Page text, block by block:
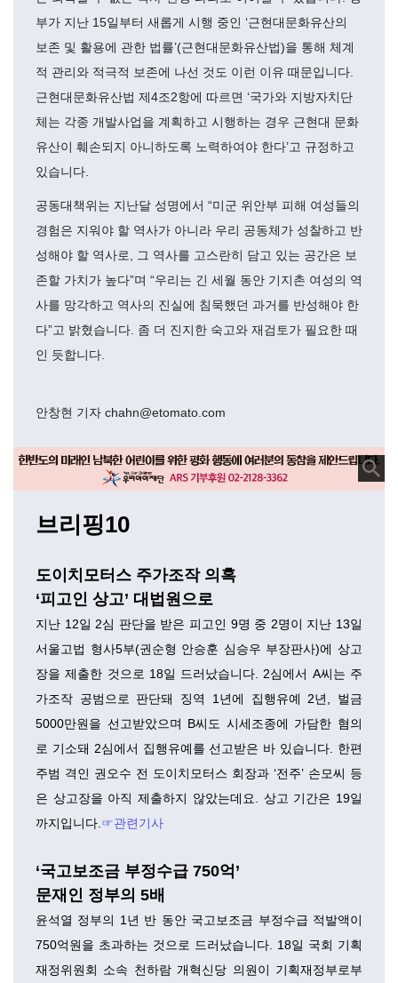
부가 지난 15일부터 새롭게 시행 중인 ‘근현대문화유산의
보존 및 활용에 관한 법률’(근현대문화유산법)을 통해 체계
적 관리와 적극적 보존에 나선 것도 이런 이유 때문입니다.
근현대문화유산법 제4조2항에 따르면 ‘국가와 지방자치단
체는 각종 개발사업을 계획하고 시행하는 경우 근현대 문화
유산이 훼손되지 아니하도록 노력하여야 한다’고 규정하고
있습니다.
공동대책위는 지난달 성명에서 “미군 위안부 피해 여성들의
경험은 지워야 할 역사가 아니라 우리 공동체가 성찰하고 반
성해야 할 역사로, 그 역사를 고스란히 담고 있는 공간은 보
존할 가치가 높다”며 “우리는 긴 세월 동안 기지촌 여성의 역
사를 망각하고 역사의 진실에 침묵했던 과거를 반성해야 한
다”고 밝혔습니다. 좀 더 진지한 숙고와 재검토가 필요한 때
인 듯합니다.
안창현 기자 chahn@etomato.com
브리핑10
도이치모터스 주가조작 의혹
‘피고인 상고’ 대법원으로
지난 12일 2심 판단을 받은 피고인 9명 중 2명이 지난 13일
서울고법 형사5부(권순형 안승훈 심승우 부장판사)에 상고
장을 제출한 것으로 18일 드러났습니다. 2심에서 A씨는 주
가조작 공범으로 판단돼 징역 1년에 집행유예 2년, 벌금
5000만원을 선고받았으며 B씨도 시세조종에 가담한 혐의
로 기소돼 2심에서 집행유예를 선고받은 바 있습니다. 한편
주범 격인 권오수 전 도이치모터스 회장과 ‘전주’ 손모씨 등
은 상고장을 아직 제출하지 않았는데요. 상고 기간은 19일
까지입니다. ☞관련기사
‘국고보조금 부정수급 750억’
문재인 정부의 5배
윤석열 정부의 1년 반 동안 국고보조금 부정수급 적발액이
750억원을 초과하는 것으로 드러났습니다. 18일 국회 기획
재정위원회 소속 천하람 개혁신당 의원이 기획재정부로부